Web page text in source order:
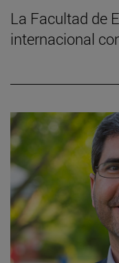
La Facultad de
internacional